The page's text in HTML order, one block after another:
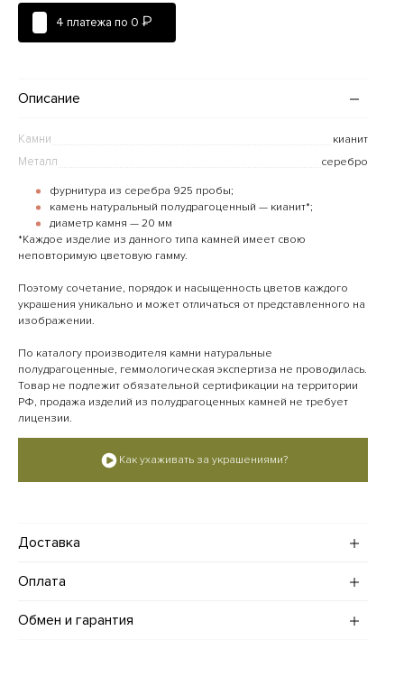
4 платежа по 0 ₽
Описание
Камни кианит
Металл серебро
фурнитура из серебра 925 пробы;
камень натуральный полудрагоценный — кианит*;
диаметр камня — 20 мм
*Каждое изделие из данного типа камней имеет свою
неповторимую цветовую гамму.
Поэтому сочетание, порядок и насыщенность цветов каждого
украшения уникально и может отличаться от представленного на
изображении.
По каталогу производителя камни натуральные
полудрагоценные, геммологическая экспертиза не проводилась.
Товар не подлежит обязательной сертификации на территории
РФ, продажа изделий из полудрагоценных камней не требует
лицензии.
Как ухаживать за украшениями?
Доставка
пределах МКАД и КАД):
рублей.
Оплата
а также с помощью сервиса "Долями".
Обмен и гарантия